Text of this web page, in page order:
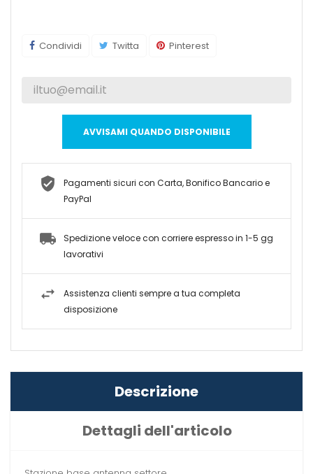
Condividi Twitta Pinterest
AVVISAMI QUANDO DISPONIBILE
Pagamenti sicuri con Carta, Bonifico Bancario e
PayPal
Spedizione veloce con corriere espresso in 1-5 gg
lavorativi
Assistenza clienti sempre a tua completa
disposizione
Descrizione
Dettagli dell'articolo